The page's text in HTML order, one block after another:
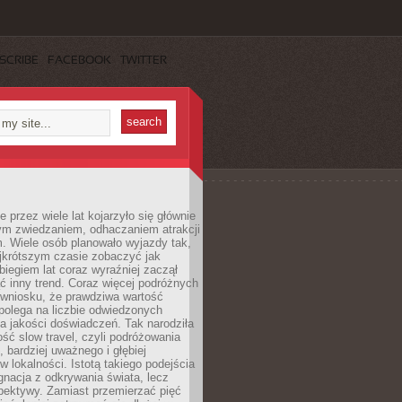
FACEBOOK TWITTER
przez wiele lat kojarzyło się głównie
zwiedzaniem, odhaczaniem atrakcji
Wiele osób planowało wyjazdy tak,
czasie zobaczyć jak
lat coraz wyraźniej zaczął
inny trend. Coraz więcej podróżnych
że prawdziwa wartość
na liczbie odwiedzonych
jakości doświadczeń. Tak narodziła
slow travel, czyli podróżowania
bardziej uważnego i głębiej
lokalności. Istotą takiego podejścia
z odkrywania świata, lecz
Zamiast przemierzać pięć